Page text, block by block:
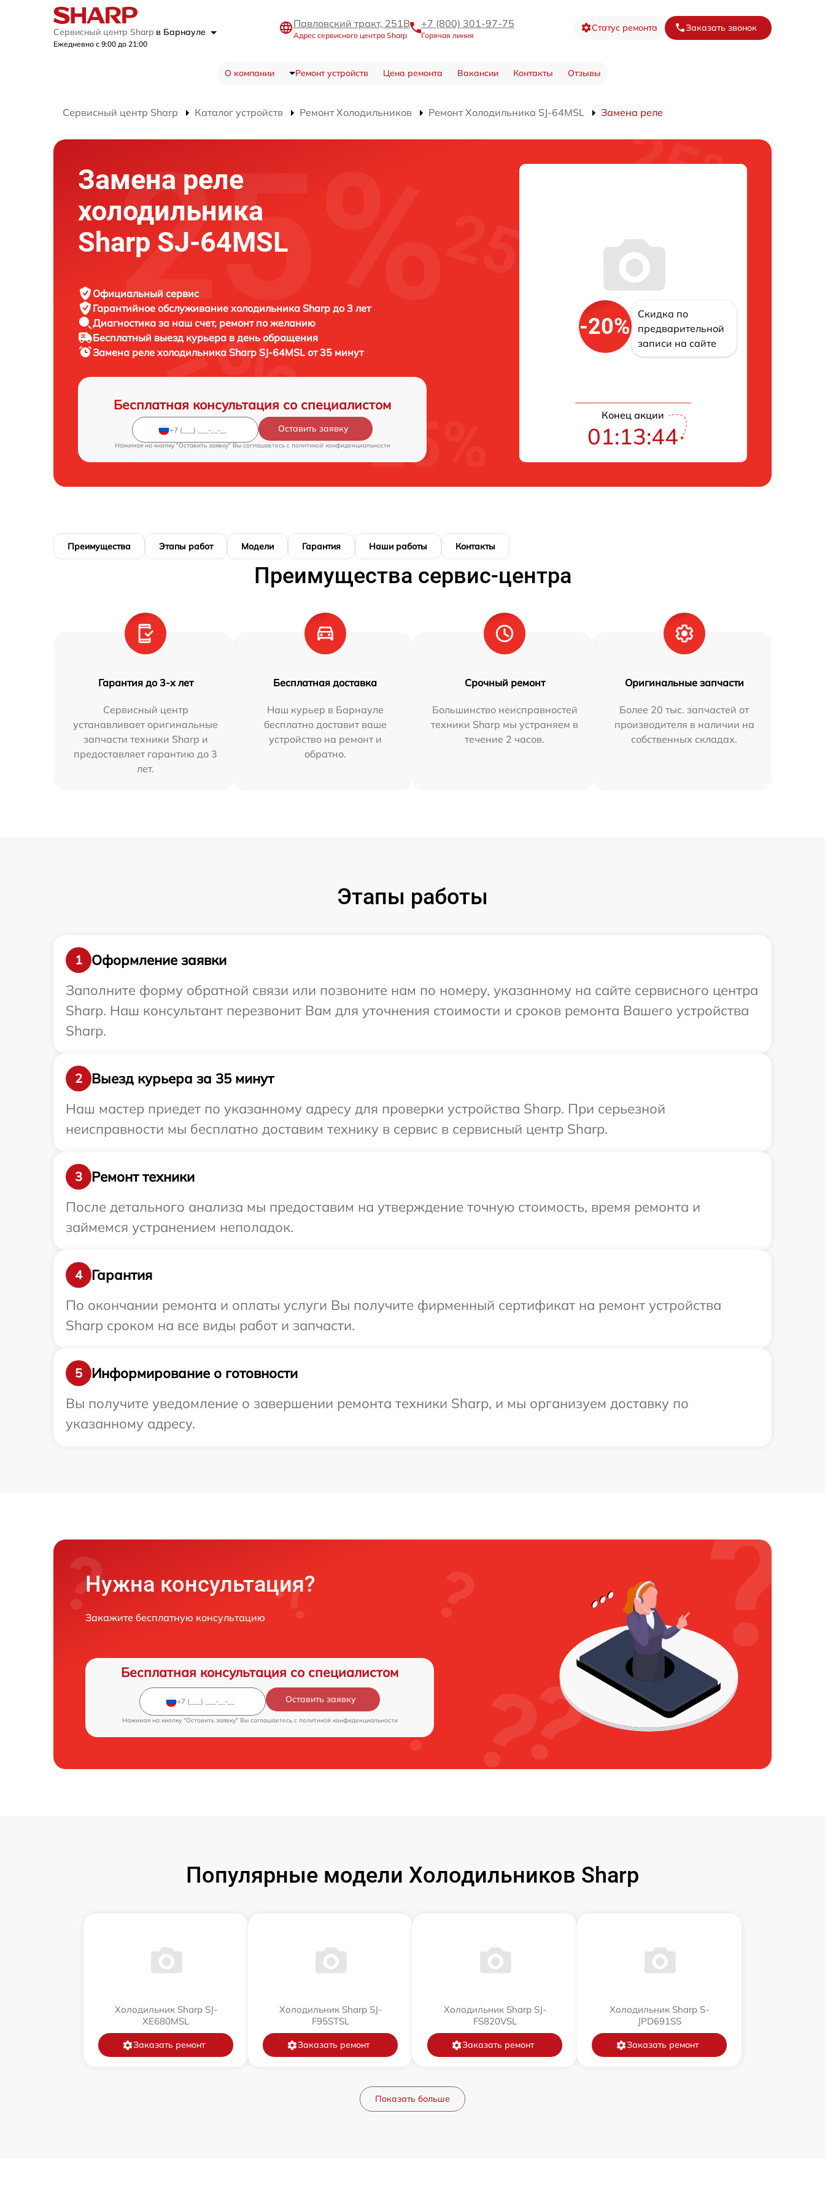
Сервисный центр Sharp в Барнауле
Ежедневно с 9:00 до 21:00
Павловский тракт, 251В
Адрес сервисного центра Sharp
+7 (800) 301-97-75
Горячая линия
Статус ремонта Заказать звонок
О компании Ремонт устройств Цена ремонта Вакансии Контакты Отзывы
Сервисный центр Sharp Каталог устройств Ремонт Холодильников Ремонт Холодильника SJ-64MSL Замена реле
Замена реле
холодильника
Sharp SJ-64MSL
Официальный сервис
Гарантийное обслуживание холодильника Sharp до 3 лет
Диагностика за наш счет, ремонт по желанию
Бесплатный выезд курьера в день обращения
Замена реле холодильника Sharp SJ-64MSL от 35 минут
Бесплатная консультация со специалистом
Оставить заявку
Нажимая на кнопку "Оставить заявку" Вы соглашаетесь c политикой конфиденциальности
-20%
Скидка по
предварительной
записи на сайте
Конец акции
01:13:43
Преимущества Этапы работ Модели Гарантия Наши работы Контакты
Преимущества сервис-центра
Гарантия до 3-х лет
Сервисный центр
устанавливает оригинальные
запчасти техники Sharp и
предоставляет гарантию до 3
лет.
Бесплатная доставка
Наш курьер в Барнауле
бесплатно доставит ваше
устройство на ремонт и
обратно.
Срочный ремонт
Большинство неисправностей
техники Sharp мы устраняем в
течение 2 часов.
Оригинальные запчасти
Более 20 тыс. запчастей от
производителя в наличии на
собственных складах.
Этапы работы
1
Оформление заявки
Заполните форму обратной связи или позвоните нам по номеру, указанному на сайте сервисного центра
Sharp. Наш консультант перезвонит Вам для уточнения стоимости и сроков ремонта Вашего устройства
Sharp.
2
Выезд курьера за 35 минут
Наш мастер приедет по указанному адресу для проверки устройства Sharp. При серьезной
неисправности мы бесплатно доставим технику в сервис в сервисный центр Sharp.
3
Ремонт техники
После детального анализа мы предоставим на утверждение точную стоимость, время ремонта и
займемся устранением неполадок.
4
Гарантия
По окончании ремонта и оплаты услуги Вы получите фирменный сертификат на ремонт устройства
Sharp сроком на все виды работ и запчасти.
5
Информирование о готовности
Вы получите уведомление о завершении ремонта техники Sharp, и мы организуем доставку по
указанному адресу.
Нужна консультация?
Закажите бесплатную консультацию
Бесплатная консультация со специалистом
Оставить заявку
Нажимая на кнопку "Оставить заявку" Вы соглашаетесь c политикой конфиденциальности
Популярные модели Холодильников Sharp
Холодильник Sharp SJ-
XE680MSL
Заказать ремонт
Холодильник Sharp SJ-
F95STSL
Заказать ремонт
Холодильник Sharp SJ-
FS820VSL
Заказать ремонт
Холодильник Sharp S-
JPD691SS
Заказать ремонт
Показать больше